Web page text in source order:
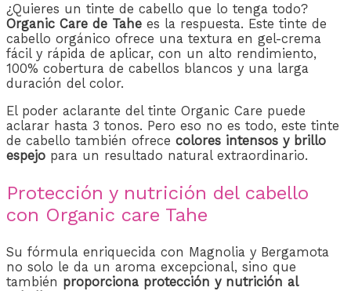
¿Quieres un tinte de cabello que lo tenga todo?
Organic Care de Tahe es la respuesta. Este tinte de
cabello orgánico ofrece una textura en gel-crema
fácil y rápida de aplicar, con un alto rendimiento,
100% cobertura de cabellos blancos y una larga
duración del color.
El poder aclarante del tinte Organic Care puede
aclarar hasta 3 tonos. Pero eso no es todo, este tinte
de cabello también ofrece colores intensos y brillo
espejo para un resultado natural extraordinario.
Protección y nutrición del cabello
con Organic care Tahe
Su fórmula enriquecida con Magnolia y Bergamota
no solo le da un aroma excepcional, sino que
también proporciona protección y nutrición al